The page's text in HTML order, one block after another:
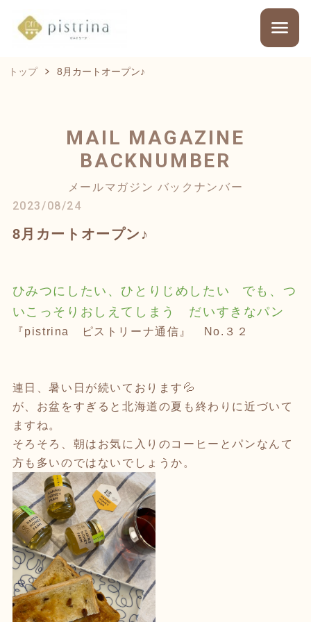
トップ 8月カートオープン♪
MAIL MAGAZINE
BACKNUMBER
メールマガジン バックナンバー
2023/08/24
8月カートオープン♪
ひみつにしたい、ひとりじめしたい
でも、つ
いこっそりおしえてしまう だいすきなパン
『pistrina ピストリーナ通信』 No.３２
連日、暑い日が続いております💦
が、お盆をすぎると北海道の夏も終わりに近づいて
ますね。
そろそろ、朝はお気に入りのコーヒーとパンなんて
方も多いのではないでしょうか。